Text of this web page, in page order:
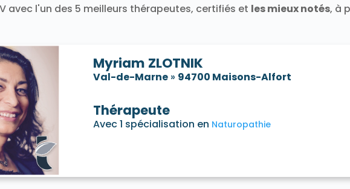
avec l'un des 5 meilleurs thérapeutes, certifiés et les mieux notés, à
Myriam ZLOTNIK
Val-de-Marne » 94700 Maisons-Alfort
Thérapeute
Avec 1 spécialisation en Naturopathie